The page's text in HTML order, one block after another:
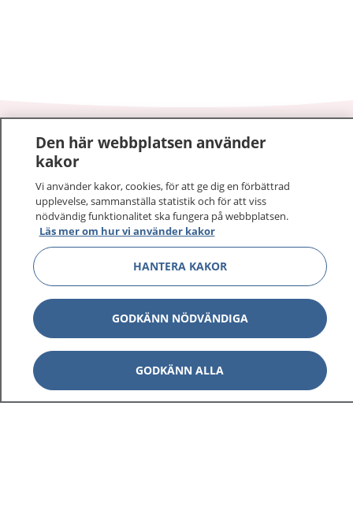
1177–tryggt om din hälsa och vård
På 1177.se får du råd om hälsa och information om
sjukdomar och vilka mottagningar du kan kontakta.
Logga in för att läsa din journal och göra dina
vårdärenden. Ring telefonnummer 1177 för
sjukvårdsrådgivning dygnet runt.
1177 ger dig råd när du vill må bättre.
1177 på flera språk Visa
Den här webbplatsen använder
kakor
Vi använder kakor, cookies, för att ge dig en förbättrad
upplevelse, sammanställa statistik och för att viss
nödvändig funktionalitet ska fungera på webbplatsen.
Läs mer om hur vi använder kakor
HANTERA KAKOR
GODKÄNN NÖDVÄNDIGA
GODKÄNN ALLA